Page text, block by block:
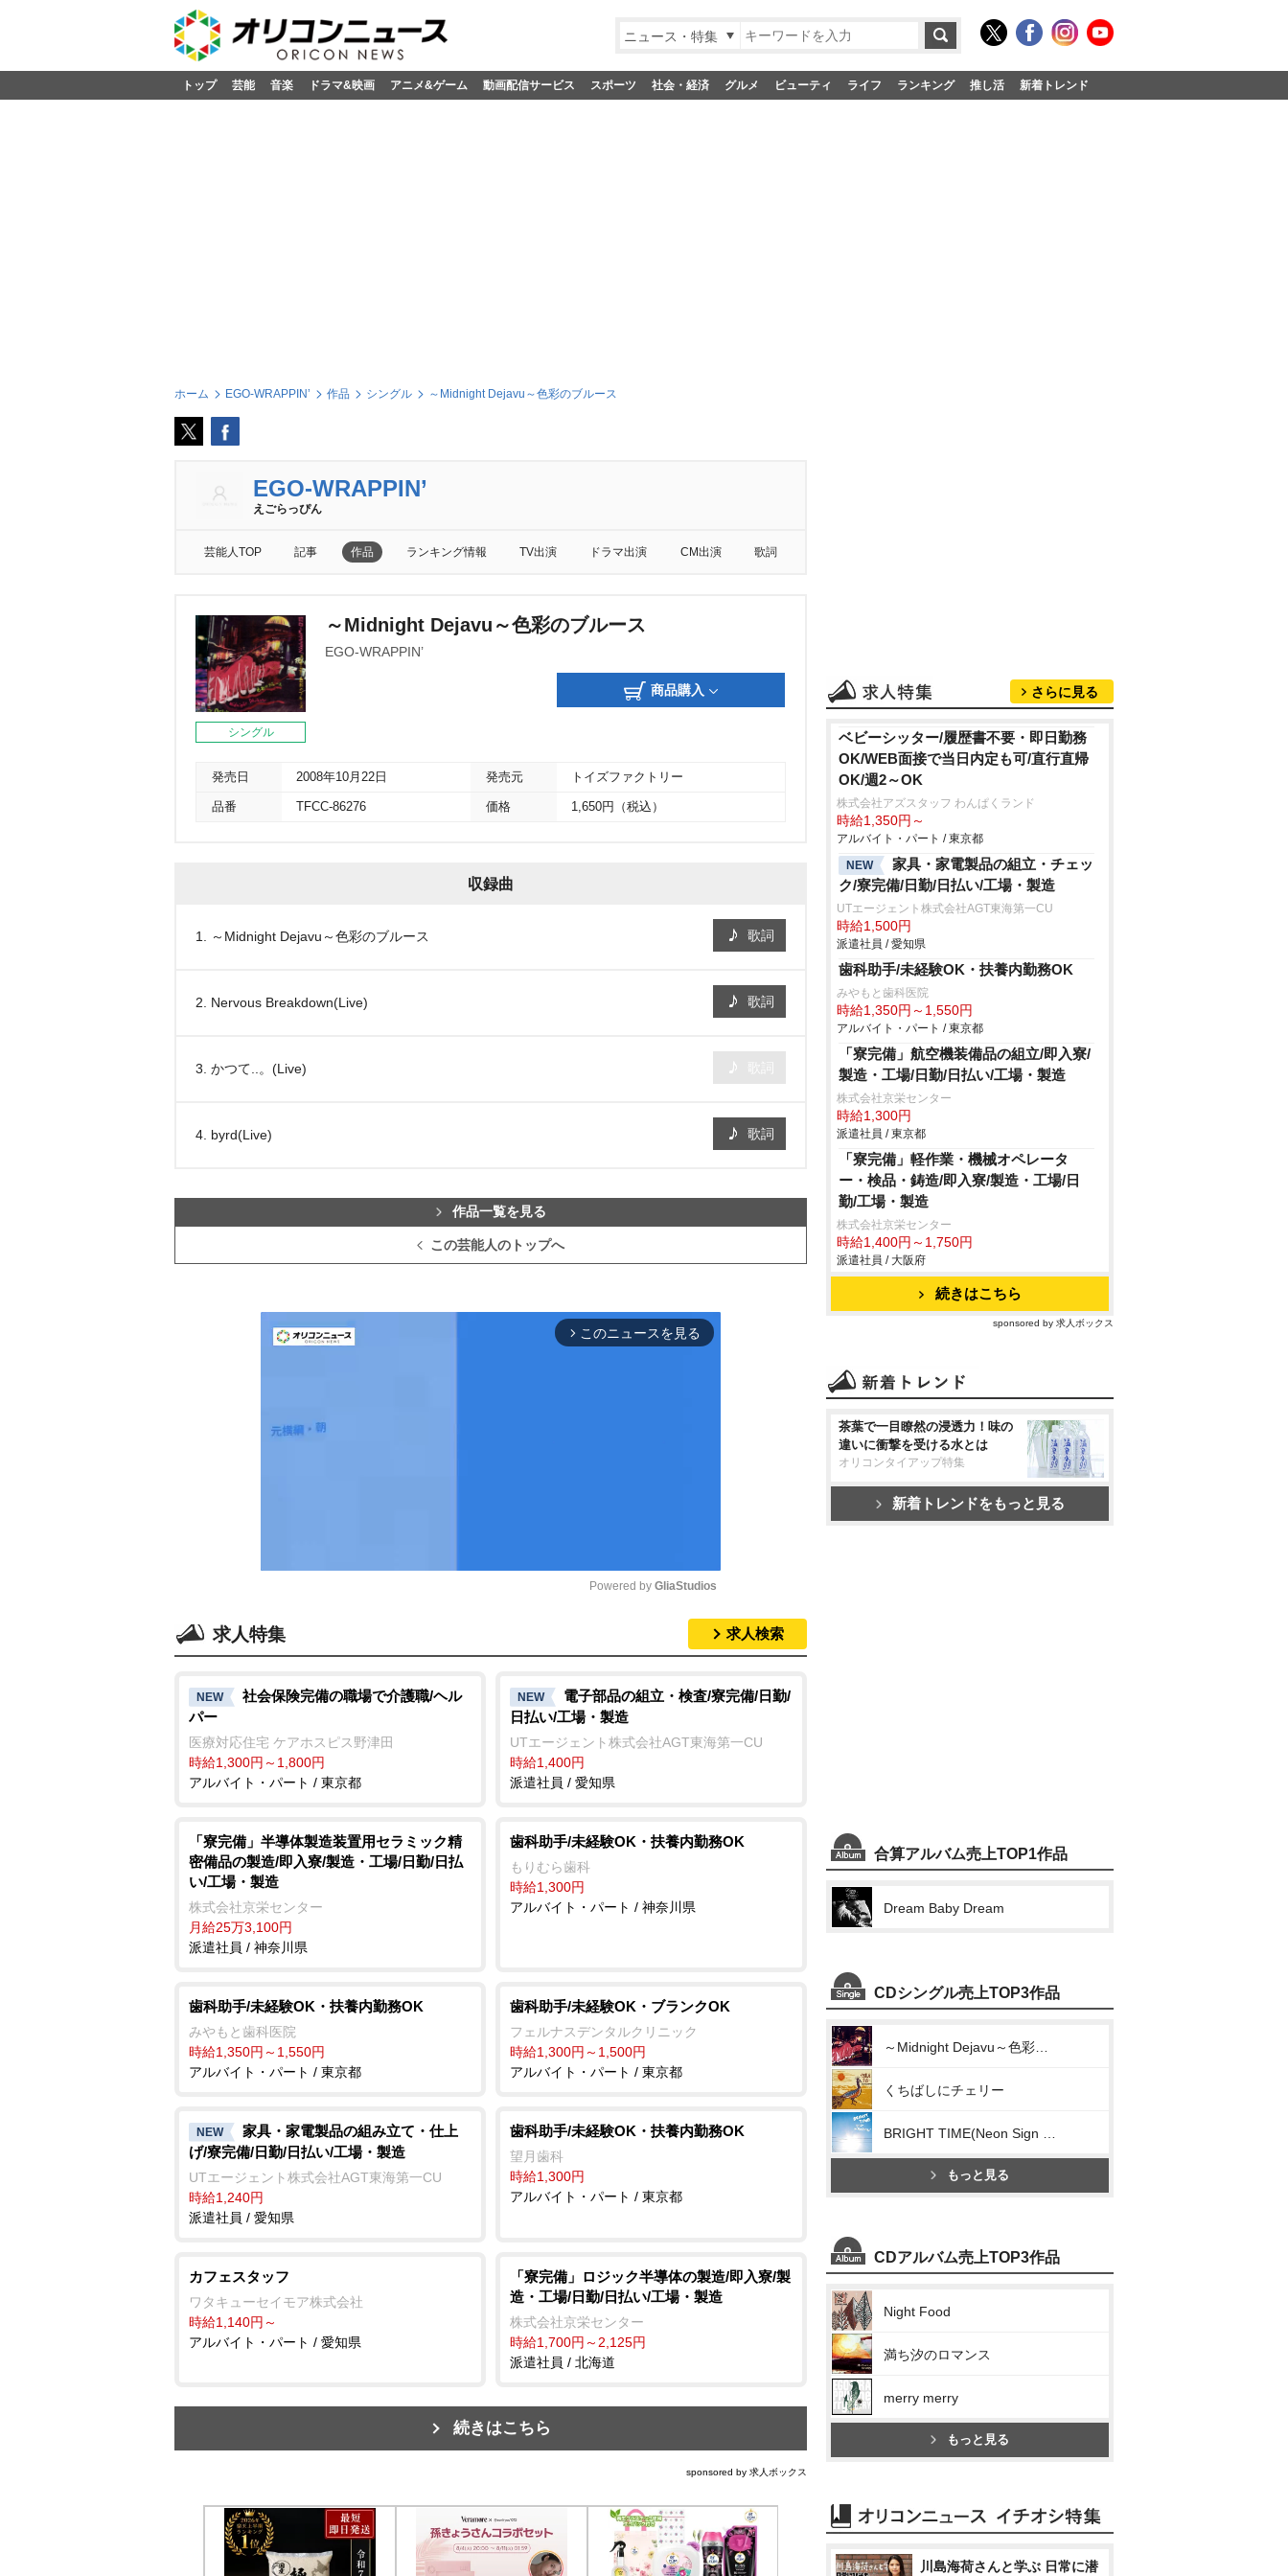
ニュース・特集
トップ 芸能 音楽 ドラマ&映画 アニメ&ゲーム 動画配信サービス スポーツ 社会・経済 グルメ ビューティ ライフ ランキング 推し活 新着トレンド
ホーム EGO-WRAPPIN’ 作品 シングル ～Midnight Dejavu～色彩のブルース
EGO-WRAPPIN’
えごらっぴん
芸能人TOP 記事 作品 ランキング情報 TV出演 ドラマ出演 CM出演 歌詞
シングル
～Midnight Dejavu～色彩のブルース
EGO-WRAPPIN’
商品購入
発売日 2008年10月22日 発売元 トイズファクトリー
品番 TFCC-86276 価格 1,650円（税込）
収録曲
1. ～Midnight Dejavu～色彩のブルース 歌詞
2. Nervous Breakdown(Live) 歌詞
3. かつて..。(Live)
4. byrd(Live) 歌詞
作品一覧を見る
この芸能人のトップへ
arrow_forward_ios このニュースを見る
t
Powered by GliaStudios
求人特集 求人検索
NEW
社会保険完備の職場で介護職/ヘル
パー
医療対応住宅 ケアホスピス野津田
時給1,300円～1,800円
アルバイト・パート / 東京都
NEW
電子部品の組立・検査/寮完備/日勤/
日払い/工場・製造
UTエージェント株式会社AGT東海第一CU
時給1,400円
派遣社員 / 愛知県
「寮完備」半導体製造装置用セラミック精
密備品の製造/即入寮/製造・工場/日勤/日払
い/工場・製造
株式会社京栄センター
月給25万3,100円
派遣社員 / 神奈川県
歯科助手/未経験OK・扶養内勤務OK
もりむら歯科
時給1,300円
アルバイト・パート / 神奈川県
歯科助手/未経験OK・扶養内勤務OK
みやもと歯科医院
時給1,350円～1,550円
アルバイト・パート / 東京都
歯科助手/未経験OK・ブランクOK
フェルナスデンタルクリニック
時給1,300円～1,500円
アルバイト・パート / 東京都
NEW
家具・家電製品の組み立て・仕上
げ/寮完備/日勤/日払い/工場・製造
UTエージェント株式会社AGT東海第一CU
時給1,240円
派遣社員 / 愛知県
歯科助手/未経験OK・扶養内勤務OK
望月歯科
時給1,300円
アルバイト・パート / 東京都
カフェスタッフ
ワタキューセイモア株式会社
時給1,140円～
アルバイト・パート / 愛知県
「寮完備」ロジック半導体の製造/即入寮/製
造・工場/日勤/日払い/工場・製造
株式会社京栄センター
時給1,700円～2,125円
派遣社員 / 北海道
続きはこちら
sponsored by 求人ボックス
さらに見る
ベビーシッター/履歴書不要・即日勤務
OK/WEB面接で当日内定も可/直行直帰
OK/週2～OK
株式会社アズスタッフ わんぱくランド
時給1,350円～
アルバイト・パート / 東京都
NEW
家具・家電製品の組立・チェッ
ク/寮完備/日勤/日払い/工場・製造
UTエージェント株式会社AGT東海第一CU
時給1,500円
派遣社員 / 愛知県
歯科助手/未経験OK・扶養内勤務OK
みやもと歯科医院
時給1,350円～1,550円
アルバイト・パート / 東京都
「寮完備」航空機装備品の組立/即入寮/
製造・工場/日勤/日払い/工場・製造
株式会社京栄センター
時給1,300円
派遣社員 / 東京都
「寮完備」軽作業・機械オペレータ
ー・検品・鋳造/即入寮/製造・工場/日
勤/工場・製造
株式会社京栄センター
時給1,400円～1,750円
派遣社員 / 大阪府
続きはこちら
sponsored by 求人ボックス
茶葉で一目瞭然の浸透力！味の
違いに衝撃を受ける水とは
オリコンタイアップ特集
新着トレンドをもっと見る
合算アルバム売上TOP1作品
Dream Baby Dream
CDシングル売上TOP3作品
くちばしにチェリー
もっと見る
CDアルバム売上TOP3作品
Night Food
満ち汐のロマンス
merry merry
もっと見る
川島海荷さんと学ぶ 日常に潜